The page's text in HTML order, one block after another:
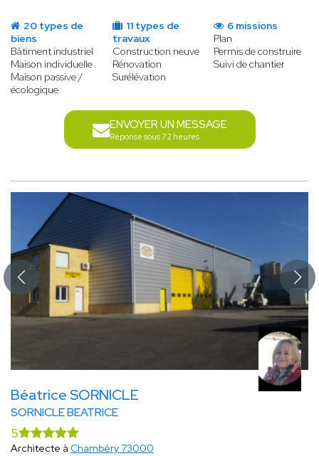
20 types de
biens
Bâtiment industriel
Maison individuelle
Maison passive /
écologique
11 types de
travaux
Construction neuve
Rénovation
Surélévation
6 missions
Plan
Permis de construire
Suivi de chantier
ENVOYER UN MESSAGE
Réponse sous 72 heures
Béatrice SORNICLE
SORNICLE BEATRICE
5
Architecte à Chambéry 73000